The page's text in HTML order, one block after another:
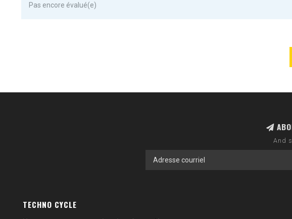
Pas encore évalué(e)
And
TECHNO CYCLE